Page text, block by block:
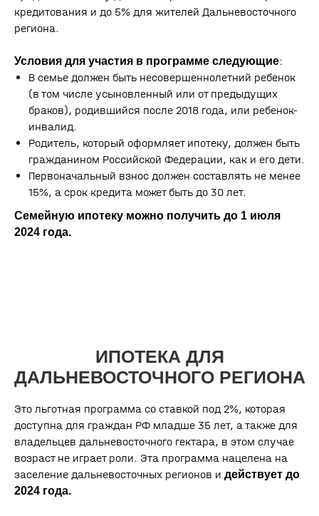
кредитования и до 5% для жителей Дальневосточного
региона.
Условия для участия в программе следующие:
В семье должен быть несовершеннолетний ребенок
(в том числе усыновленный или от предыдущих
браков), родившийся после 2018 года, или ребенок-
инвалид.
Родитель, который оформляет ипотеку, должен быть
гражданином Российской Федерации, как и его дети.
Первоначальный взнос должен составлять не менее
15%, а срок кредита может быть до 30 лет.
Семейную ипотеку можно получить до 1 июля
2024 года.
Это льготная программа со ставкой под 2%, которая
доступна для граждан РФ младше 35 лет, а также для
владельцев дальневосточного гектара, в этом случае
возраст не играет роли. Эта программа нацелена на
заселение дальневосточных регионов и действует до
2024 года.
СЕЛЬСКАЯ ИПОТЕКА